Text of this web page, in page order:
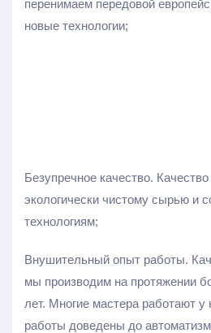
перенимаем передовой
новые технологии;
Безупречное качество.
экологически чистому сырью и
технологиям;
Внушительный опыт работы.
мы производим на протяжении
лет. Многие мастера работают у
работы доведены до